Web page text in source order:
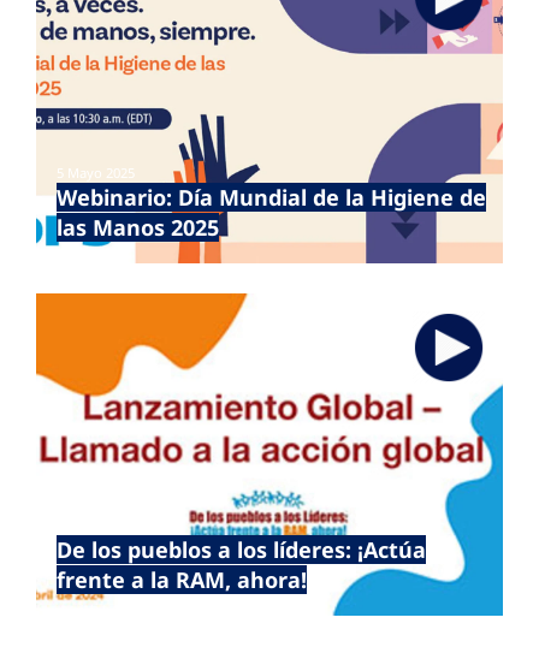
5 Mayo 2025
Webinario: Día Mundial de la Higiene de
las Manos 2025
De los pueblos a los líderes: ¡Actúa
frente a la RAM, ahora!